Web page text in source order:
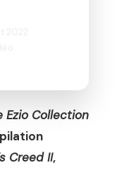
Ezio Collection
Creed II,